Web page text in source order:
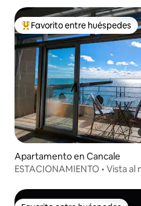
Favorito entre huéspedes
Favorito entre huéspedes
Apartamento en Cancale
ESTACIONAMIENTO • Vista